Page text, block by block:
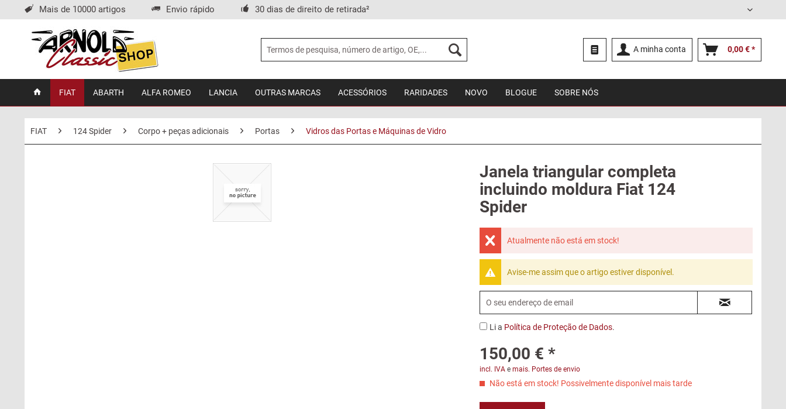
Mais de 10000 artigos Envio rápido 30 dias de direito de retirada² Português
A minha conta 0,00 € *
FIAT ABARTH ALFA ROMEO LANCIA OUTRAS MARCAS ACESSÓRIOS RARIDADES NOVO BLOGUE SOBRE NÓS
FIAT 124 Spider Corpo + peças adicionais Portas Vidros das Portas e Máquinas de Vidro
Janela triangular completa
incluindo moldura Fiat 124
Spider
Atualmente não está em stock!
Avise-me assim que o artigo estiver disponível.
Li a Política de Proteção de Dados.
150,00 € *
incl. IVAe mais. Portes de envio
Não está em stock! Possivelmente disponível mais tarde